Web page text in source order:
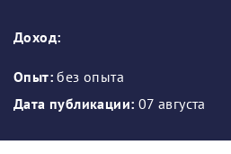
Доход:
Опыт:без опыта
Дата публикации: 07 августа